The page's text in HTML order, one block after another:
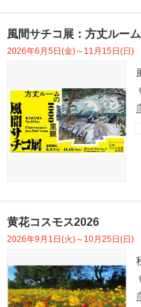
風間サチコ展：方丈ルー
2026年6月5日(金)～11月15日(日)
黄花コスモス2026
2026年9月1日(火)～10月25日(日)